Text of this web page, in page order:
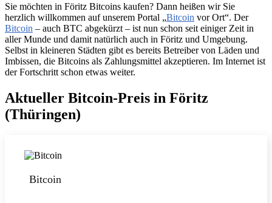
Sie möchten in Föritz Bitcoins kaufen? Dann heißen wir Sie
herzlich willkommen auf unserem Portal „Bitcoin vor Ort“. Der
Bitcoin – auch BTC abgekürzt – ist nun schon seit einiger Zeit in
aller Munde und damit natürlich auch in Föritz und Umgebung.
Selbst in kleineren Städten gibt es bereits Betreiber von Läden und
Imbissen, die Bitcoins als Zahlungsmittel akzeptieren. Im Internet ist
der Fortschritt schon etwas weiter.
Aktueller Bitcoin-Preis in Föritz
(Thüringen)
Bitcoin